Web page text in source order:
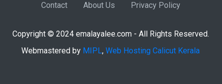
Contact About Us Privacy Policy
Copyright © 2024 emalayalee.com - All Rights Reserved.
Webmastered by MIPL, Web Hosting Calicut Kerala